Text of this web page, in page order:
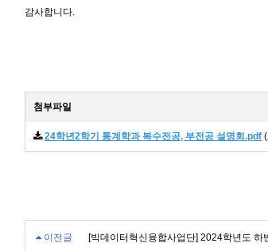
감사합니다.
첨부파일
24학년2학기 통계학과 복수전공, 부전공 설명회.pdf
이전글 [빅데이터혁신융합사업단] 2024학년도